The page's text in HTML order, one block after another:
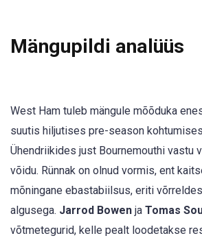
Mängupildi analüüs
West Ham tuleb mängule mõõduka
suutis hiljutises pre-season
Ühendriikides just Bournemouthi vastu
võidu. Rünnak on olnud vormis, ent
mõningane ebastabiilsus, eriti
algusega. Jarrod Bowen ja Tomas
võtmetegurid, kelle pealt loodetakse